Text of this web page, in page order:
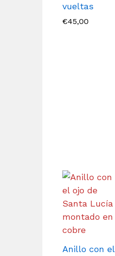
vueltas
€45,00
Anillo con el